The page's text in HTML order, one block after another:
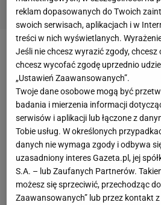
reklam dopasowanych do Twoich
swoich serwisach, aplikacjach i w
treści w nich wyświetlanych.
Jeśli nie chcesz wyrazić zgody,
chcesz wycofać zgodę uprzednio
„Ustawień Zaawansowanych”.
Twoje dane osobowe mogą być
badania i mierzenia informacji
serwisów i aplikacji lub łączone z
Tobie usług. W określonych
danych nie wymaga zgody i odbywa
uzasadniony interes Gazeta.pl, jej
S.A. – lub Zaufanych Partnerów.
możesz się sprzeciwić, przechodząc
Zaawansowanych” lub przez kontakt